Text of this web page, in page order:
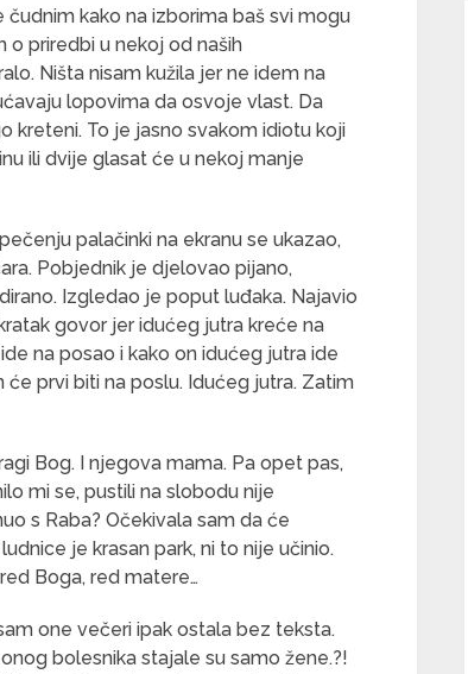
kako na izborima baš svi mogu
priredbi u nekoj od naših
Ništa nisam kužila jer ne idem na
lopovima da osvoje vlast. Da
kreteni. To je jasno svakom idiotu koji
ili dvije glasat će u nekoj manje
palačinki na ekranu se ukazao,
Pobjednik je djelovao pijano,
Izgledao je poput luđaka. Najavio
govor jer idućeg jutra kreće na
na posao i kako on idućeg jutra ide
će prvi biti na poslu. Idućeg jutra. Zatim
Bog. I njegova mama. Pa opet pas,
mi se, pustili na slobodu nije
s Raba? Očekivala sam da će
je krasan park, ni to nije učinio.
Boga, red matere…
one večeri ipak ostala bez teksta.
bolesnika stajale su samo žene.?!